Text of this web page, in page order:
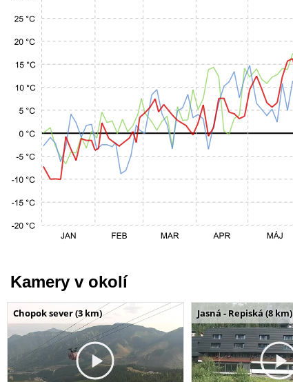
Kamery v okolí
Chopok sever (3 km) Jasná - Repiská (8 km)